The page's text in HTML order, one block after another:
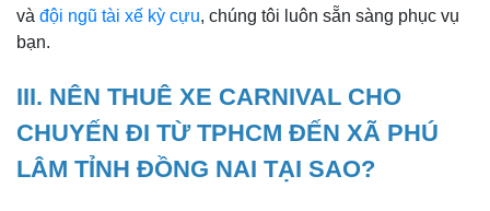
và đội ngũ tài xế kỳ cựu, chúng tôi luôn sẵn sàng phục vụ
bạn.
III. NÊN THUÊ XE CARNIVAL CHO
CHUYẾN ĐI TỪ TPHCM ĐẾN XÃ PHÚ
LÂM TỈNH ĐỒNG NAI TẠI SAO?